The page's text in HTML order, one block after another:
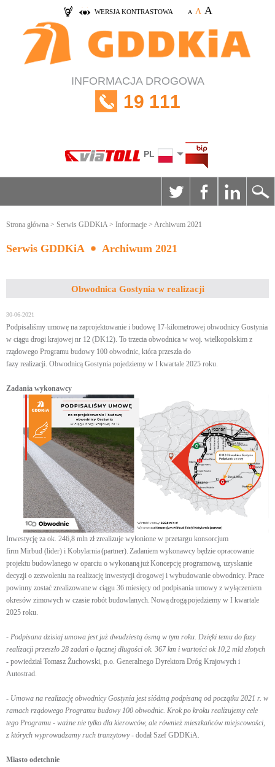
WERSJA KONTRASTOWA A A A
INFORMACJA DROGOWA
19 111
PL
Strona główna > Serwis GDDKiA> Informacje > Archiwum 2021
Serwis GDDKiA Archiwum 2021
Obwodnica Gostynia w realizacji
30-06-2021
Podpisaliśmy umowę na zaprojektowanie i budowę 17-kilometrowej obwodnicy Gostynia
w ciągu drogi krajowej nr 12 (DK12). To trzecia obwodnica w woj. wielkopolskim z
rządowego Programu budowy 100 obwodnic, która przeszła do
fazy realizacji. Obwodnicą Gostynia pojedziemy w I kwartale 2025 roku.
Zadania wykonawcy
Inwestycję za ok. 246,8 mln zł zrealizuje wyłonione w przetargu konsorcjum
firm Mirbud (lider) i Kobylarnia (partner). Zadaniem wykonawcy będzie opracowanie
projektu budowlanego w oparciu o wykonaną już Koncepcję programową, uzyskanie
decyzji o zezwoleniu na realizację inwestycji drogowej i wybudowanie obwodnicy. Prace
powinny zostać zrealizowane w ciągu 36 miesięcy od podpisania umowy z wyłączeniem
okresów zimowych w czasie robót budowlanych. Nową drogą pojedziemy w I kwartale
2025 roku.
- Podpisana dzisiaj umowa jest już dwudziestą ósmą w tym roku. Dzięki temu do fazy
realizacji przeszło 28 zadań o łącznej długości ok. 367 km i wartości ok 10,2 mld złotych
- powiedział Tomasz Żuchowski, p.o. Generalnego Dyrektora Dróg Krajowych i
Autostrad.
- Umowa na realizację obwodnicy Gostynia jest siódmą podpisaną od początku 2021 r. w
ramach rządowego Programu budowy 100 obwodnic. Krok po kroku realizujemy cele
tego Programu - ważne nie tylko dla kierowców, ale również mieszkańców miejscowości,
z których wyprowadzamy ruch tranzytowy- dodał Szef GDDKiA.
Miasto odetchnie